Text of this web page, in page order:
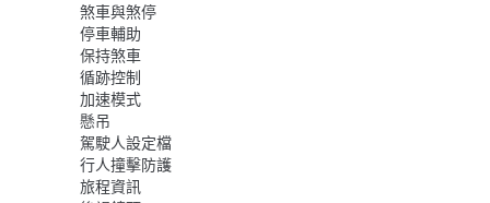
煞車與煞停
停車輔助
保持煞車
循跡控制
加速模式
懸吊
駕駛人設定檔
行人撞擊防護
旅程資訊